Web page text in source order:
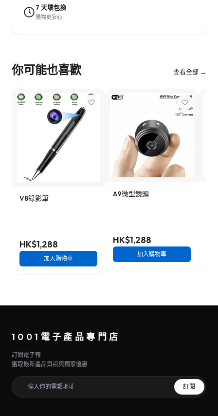
7 天壞包換
購物更安心
你可能也喜歡 查看全部 →
V8錄影筆
HK$1,288
加入購物車
A9微型鏡頭
HK$1,288
加入購物車
1001電子產品專門店
訂閱電子報
獲取最新產品資訊與獨家優惠
訂閱